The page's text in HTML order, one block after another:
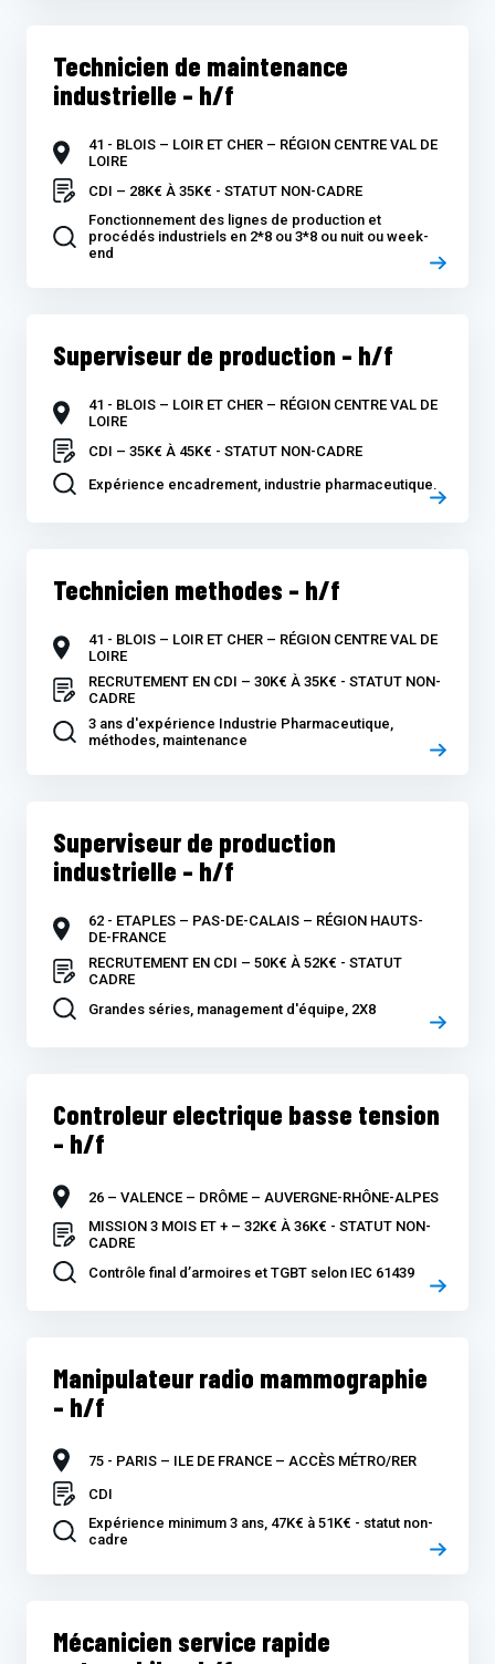
Technicien de maintenance
industrielle – h/f
41 - BLOIS – LOIR ET CHER – RÉGION CENTRE VAL DE
LOIRE
CDI – 28K€ À 35K€ - STATUT NON-CADRE
Fonctionnement des lignes de production et
procédés industriels en 2*8 ou 3*8 ou nuit ou week-
end
Superviseur de production – h/f
41 - BLOIS – LOIR ET CHER – RÉGION CENTRE VAL DE
LOIRE
CDI – 35K€ À 45K€ - STATUT NON-CADRE
Expérience encadrement, industrie pharmaceutique.
Technicien methodes – h/f
41 - BLOIS – LOIR ET CHER – RÉGION CENTRE VAL DE
LOIRE
RECRUTEMENT EN CDI – 30K€ À 35K€ - STATUT NON-
CADRE
3 ans d'expérience Industrie Pharmaceutique,
méthodes, maintenance
Superviseur de production
industrielle – h/f
62 - ETAPLES – PAS-DE-CALAIS – RÉGION HAUTS-
DE-FRANCE
RECRUTEMENT EN CDI – 50K€ À 52K€ - STATUT
CADRE
Grandes séries, management d'équipe, 2X8
Controleur electrique basse tension
– h/f
26 – VALENCE – DRÔME – AUVERGNE-RHÔNE-ALPES
MISSION 3 MOIS ET + – 32K€ À 36K€ - STATUT NON-
CADRE
Contrôle final d’armoires et TGBT selon IEC 61439
Manipulateur radio mammographie
– h/f
75 - PARIS – ILE DE FRANCE – ACCÈS MÉTRO/RER
CDI
Expérience minimum 3 ans, 47K€ à 51K€ - statut non-
cadre
Mécanicien service rapide